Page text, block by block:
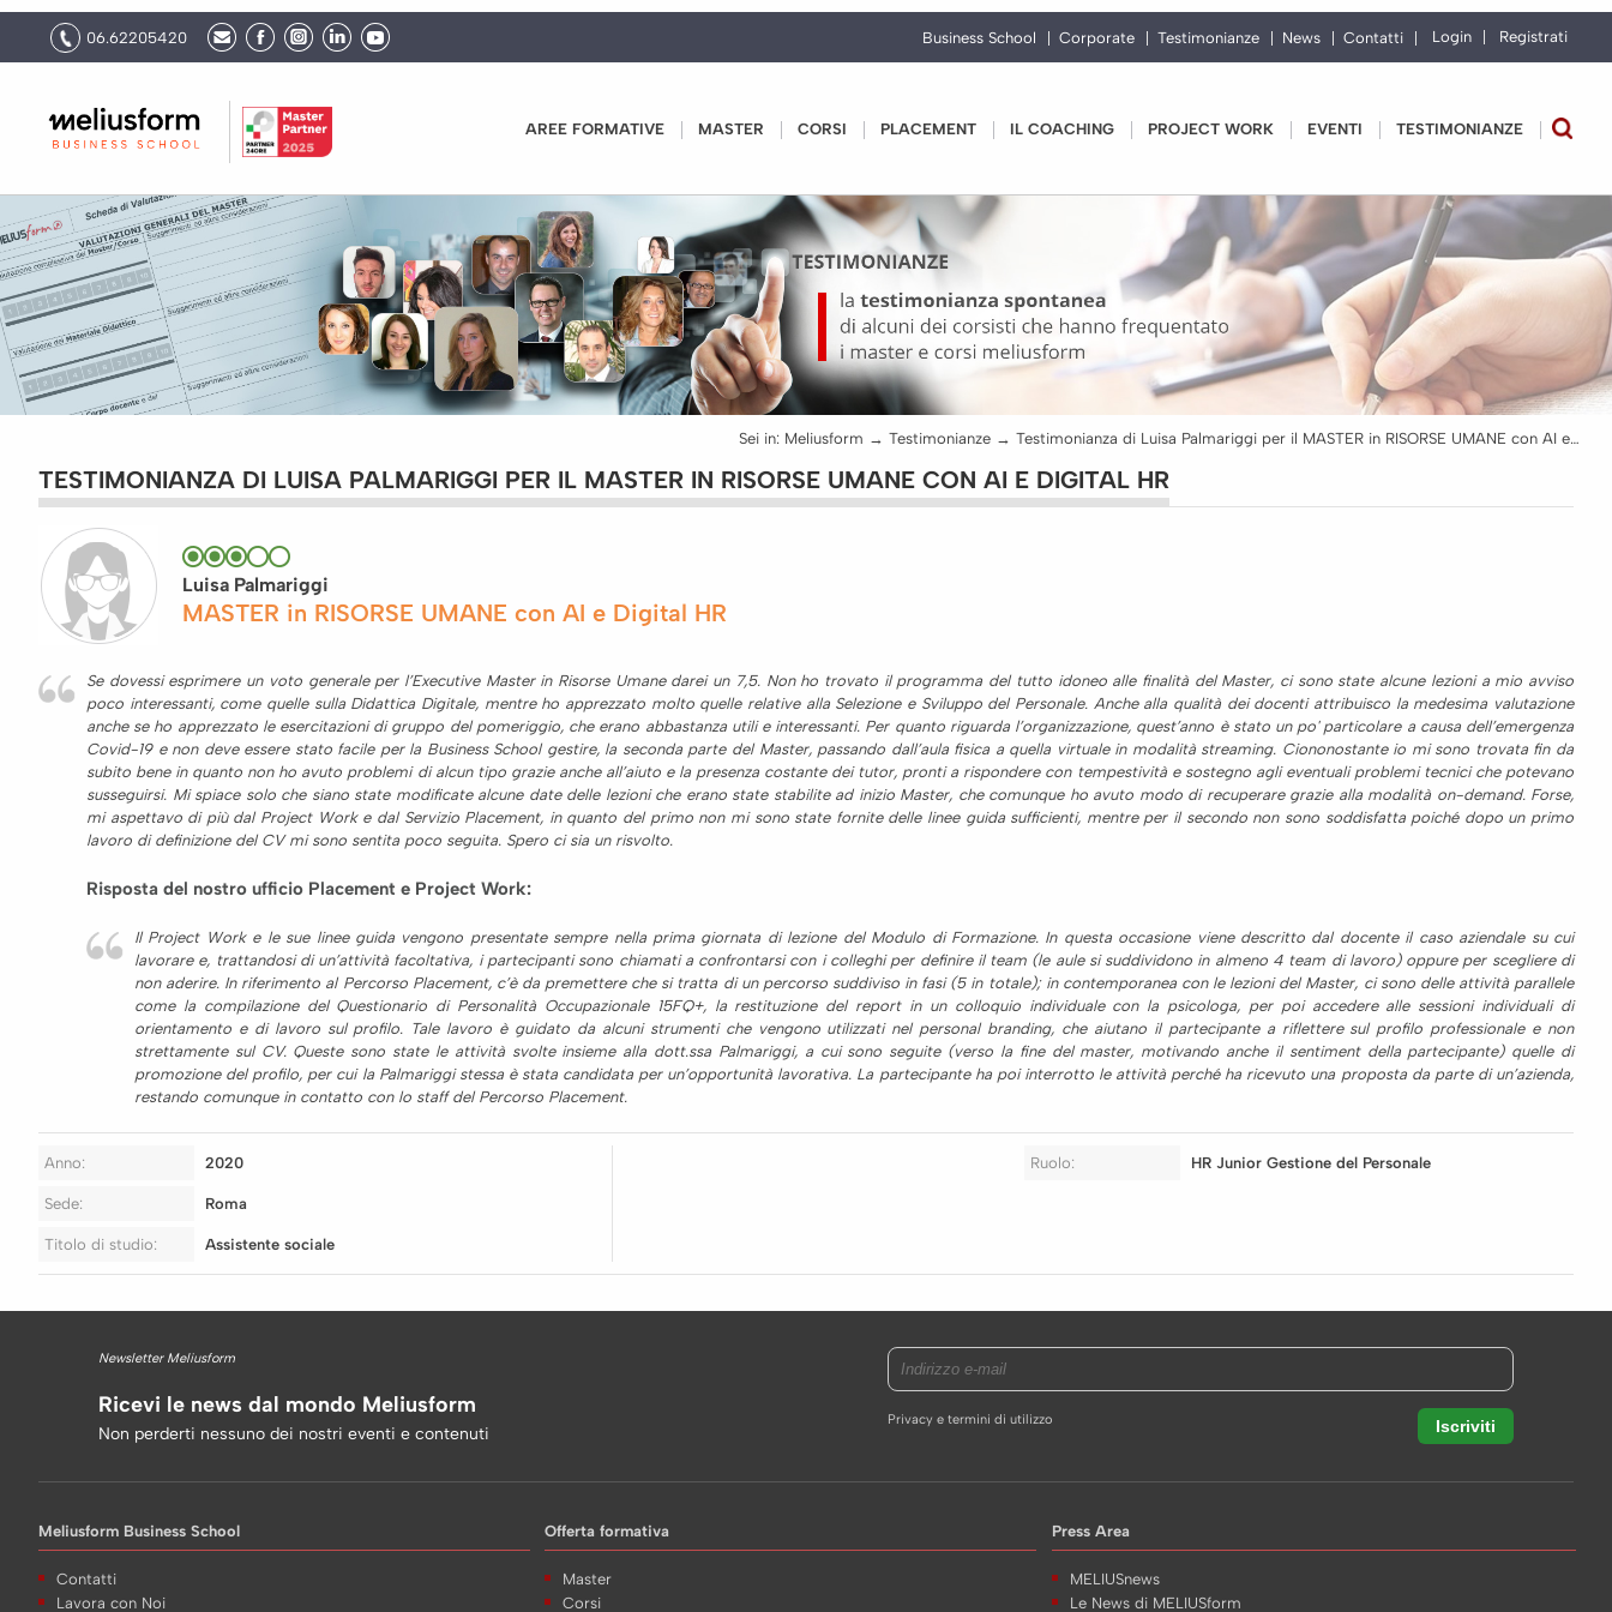
06.62205420 Business School Corporate Testimonianze News Contatti Login Registrati
AREE FORMATIVE MASTER CORSI PLACEMENT IL COACHING PROJECT WORK EVENTI TESTIMONIANZE
Sei in: Meliusform → Testimonianze → Testimonianza di Luisa Palmariggi per il MASTER in RISORSE UMANE con AI e Digital HR
TESTIMONIANZA DI LUISA PALMARIGGI PER IL MASTER IN RISORSE UMANE CON AI E DIGITAL HR
Luisa Palmariggi
MASTER in RISORSE UMANE con AI e Digital HR
Se dovessi esprimere un voto generale per l’Executive Master in Risorse Umane darei un 7,5. Non ho trovato il programma del tutto idoneo alle finalità del Master, ci sono state alcune lezioni a mio avviso
poco interessanti, come quelle sulla Didattica Digitale, mentre ho apprezzato molto quelle relative alla Selezione e Sviluppo del Personale. Anche alla qualità dei docenti attribuisco la medesima valutazione
anche se ho apprezzato le esercitazioni di gruppo del pomeriggio, che erano abbastanza utili e interessanti. Per quanto riguarda l’organizzazione, quest’anno è stato un po' particolare a causa dell’emergenza
Covid-19 e non deve essere stato facile per la Business School gestire, la seconda parte del Master, passando dall’aula fisica a quella virtuale in modalità streaming. Ciononostante io mi sono trovata fin da
subito bene in quanto non ho avuto problemi di alcun tipo grazie anche all’aiuto e la presenza costante dei tutor, pronti a rispondere con tempestività e sostegno agli eventuali problemi tecnici che potevano
susseguirsi. Mi spiace solo che siano state modificate alcune date delle lezioni che erano state stabilite ad inizio Master, che comunque ho avuto modo di recuperare grazie alla modalità on-demand. Forse,
mi aspettavo di più dal Project Work e dal Servizio Placement, in quanto del primo non mi sono state fornite delle linee guida sufficienti, mentre per il secondo non sono soddisfatta poiché dopo un primo
lavoro di definizione del CV mi sono sentita poco seguita. Spero ci sia un risvolto.
Risposta del nostro ufficio Placement e Project Work:
Il Project Work e le sue linee guida vengono presentate sempre nella prima giornata di lezione del Modulo di Formazione. In questa occasione viene descritto dal docente il caso aziendale su cui
lavorare e, trattandosi di un’attività facoltativa, i partecipanti sono chiamati a confrontarsi con i colleghi per definire il team (le aule si suddividono in almeno 4 team di lavoro) oppure per scegliere di
non aderire. In riferimento al Percorso Placement, c’è da premettere che si tratta di un percorso suddiviso in fasi (5 in totale); in contemporanea con le lezioni del Master, ci sono delle attività parallele
come la compilazione del Questionario di Personalità Occupazionale 15FQ+, la restituzione del report in un colloquio individuale con la psicologa, per poi accedere alle sessioni individuali di
orientamento e di lavoro sul profilo. Tale lavoro è guidato da alcuni strumenti che vengono utilizzati nel personal branding, che aiutano il partecipante a riflettere sul profilo professionale e non
strettamente sul CV. Queste sono state le attività svolte insieme alla dott.ssa Palmariggi, a cui sono seguite (verso la fine del master, motivando anche il sentiment della partecipante) quelle di
promozione del profilo, per cui la Palmariggi stessa è stata candidata per un’opportunità lavorativa. La partecipante ha poi interrotto le attività perché ha ricevuto una proposta da parte di un’azienda,
restando comunque in contatto con lo staff del Percorso Placement.
Anno: 2020
Sede: Roma
Titolo di studio: Assistente sociale
Ruolo: HR Junior Gestione del Personale
Newsletter Meliusform
Ricevi le news dal mondo Meliusform
Non perderti nessuno dei nostri eventi e contenuti
Privacy e termini di utilizzo
Meliusform Business School
Contatti
Lavora con Noi
Offerta formativa
Master
Corsi
Press Area
MELIUSnews
Le News di MELIUSform